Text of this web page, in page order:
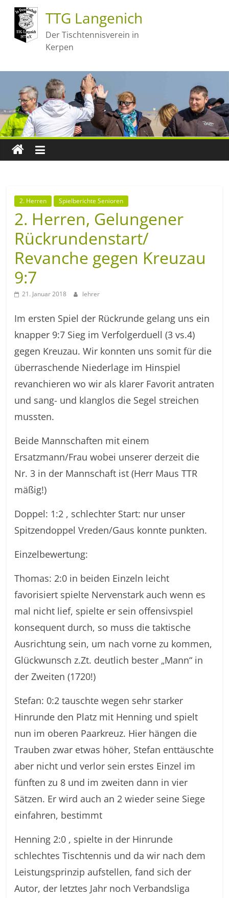
TTG Langenich
Der Tischtennisverein in
Kerpen
2. Herren Spielberichte Senioren
2. Herren, Gelungener
Rückrundenstart/
Revanche gegen Kreuzau
9:7
21. Januar 2018 lehrer
Im ersten Spiel der Rückrunde gelang uns ein
knapper 9:7 Sieg im Verfolgerduell (3 vs.4)
gegen Kreuzau. Wir konnten uns somit für die
überraschende Niederlage im Hinspiel
revanchieren wo wir als klarer Favorit antraten
und sang- und klanglos die Segel streichen
mussten.
Beide Mannschaften mit einem
Ersatzmann/Frau wobei unserer derzeit die
Nr. 3 in der Mannschaft ist (Herr Maus TTR
mäßig!)
Doppel: 1:2 , schlechter Start: nur unser
Spitzendoppel Vreden/Gaus konnte punkten.
Einzelbewertung:
Thomas: 2:0 in beiden Einzeln leicht
favorisiert spielte Nervenstark auch wenn es
mal nicht lief, spielte er sein offensivspiel
konsequent durch, so muss die taktische
Ausrichtung sein, um nach vorne zu kommen,
Glückwunsch z.Zt. deutlich bester „Mann“ in
der Zweiten (1720!)
Stefan: 0:2 tauschte wegen sehr starker
Hinrunde den Platz mit Henning und spielt
nun im oberen Paarkreuz. Hier hängen die
Trauben zwar etwas höher, Stefan enttäuschte
aber nicht und verlor sein erstes Einzel im
fünften zu 8 und im zweiten dann in vier
Sätzen. Er wird auch an 2 wieder seine Siege
einfahren, bestimmt
Henning 2:0 , spielte in der Hinrunde
schlechtes Tischtennis und da wir nach dem
Leistungsprinzip aufstellen, fand sich der
Autor, der letztes Jahr noch Verbandsliga